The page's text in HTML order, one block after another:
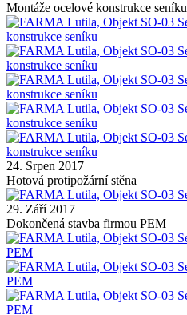
Montáže ocelové konstrukce seníku
24. Srpen 2017
Hotová protipožární stěna
29. Září 2017
Dokončená stavba firmou PEM